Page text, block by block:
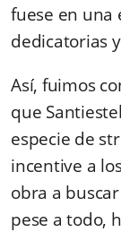
fuese en una
dedicatorias
Así, fuimos
que
especie de
incentive a
obra a
pese a todo,